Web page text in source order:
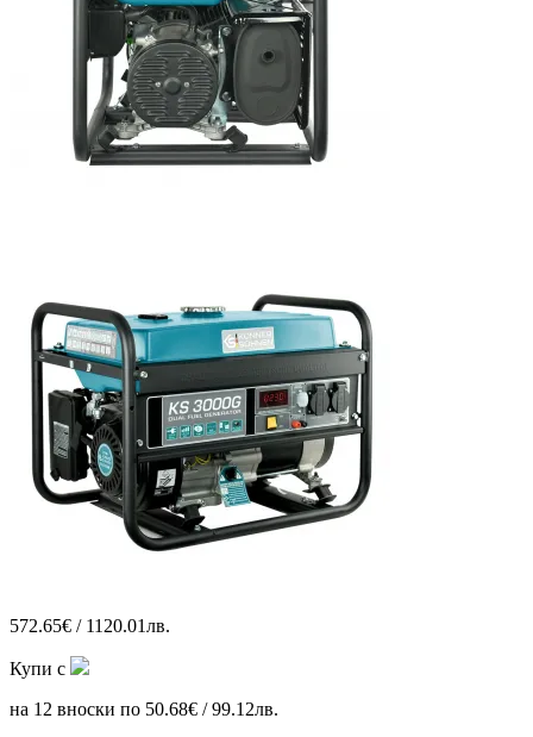
572.65€ / 1120.01лв.
Купи с
на 12 вноски по 50.68€ / 99.12лв.